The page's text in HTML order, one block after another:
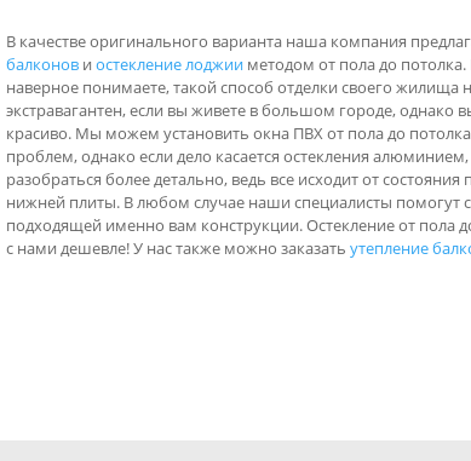
В качестве оригинального варианта наша компания
балконови остекление лоджииметодом от пола до потолка.
наверное понимаете, такой способ отделки своего жилища
экстравагантен, если вы живете в большом городе, однако
красиво. Мы можем установить окна ПВХ от пола до потолка
проблем, однако если дело касается остекления алюминием,
разобраться более детально, ведь все исходит от
нижней плиты. В любом случае наши специалисты помогут
подходящей именно вам конструкции. Остекление от пола
с нами дешевле! У нас также можно заказать утепление